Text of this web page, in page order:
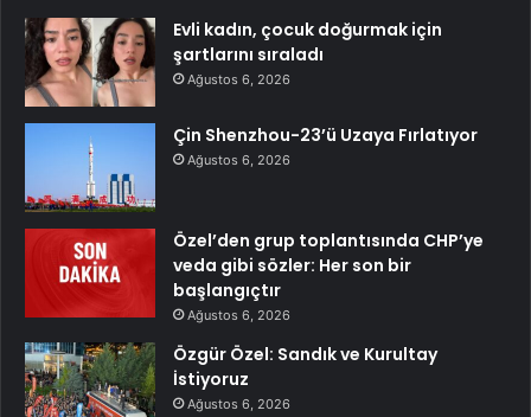
Evli kadın, çocuk doğurmak için
şartlarını sıraladı
Ağustos 6, 2026
Çin Shenzhou-23’ü Uzaya Fırlatıyor
Ağustos 6, 2026
Özel’den grup toplantısında CHP’ye
veda gibi sözler: Her son bir
başlangıçtır
Ağustos 6, 2026
Özgür Özel: Sandık ve Kurultay
İstiyoruz
Ağustos 6, 2026